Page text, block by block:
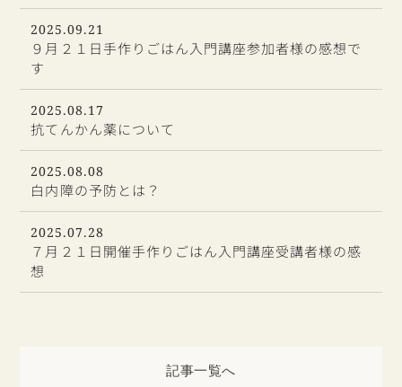
2025.09.21
９月２１日手作りごはん入門講座参加者様の感想で
す
2025.08.17
抗てんかん薬について
2025.08.08
白内障の予防とは？
2025.07.28
７月２１日開催手作りごはん入門講座受講者様の感
想
記事一覧へ